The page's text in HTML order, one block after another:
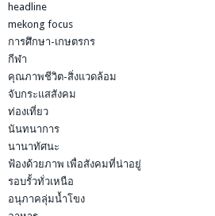
headline
mekong focus
การศึกษา-เกษตรกร
กีฬา
คุณภาพชีวิต-สิ่งแวดล้อม
จับกระแสสังคม
ท่องเที่ยว
นันทนาการ
นานาทัศนะ
ฟ้องด้วยภาพ เพื่อสังคมที่น่าอยู่
รอบรั้วทั่วเหนือ
อนุภาคลุ่มน้ำโขง